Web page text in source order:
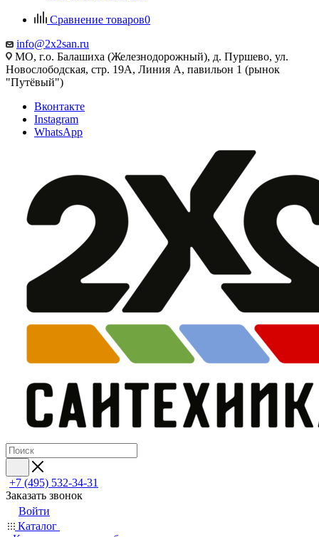
Сравнение товаров0
info@2x2san.ru
МО, г.о. Балашиха (Железнодорожный), д. Пуршево, ул.
Новослободская, стр. 19А, Линия А, павильон 1 (рынок
"Путёвый")
Вконтакте
Instagram
WhatsApp
+7 (495) 532‑34‑31
Заказать звонок
Войти
Каталог